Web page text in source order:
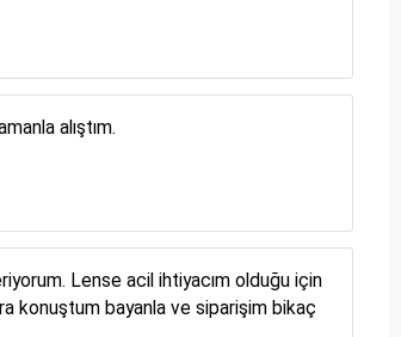
alıştım.
Lense acil ihtiyacım olduğu için
konuştum bayanla ve siparişim bikaç